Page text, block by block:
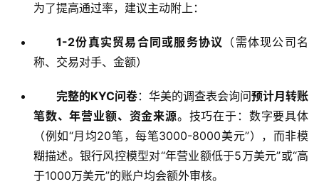
为了提高通过率，建议主动附上：
1-2份真实贸易合同或服务协议
（需体现公司名
称、交易对手、金额）
完整的KYC问卷：华美的调查表会询问预计月转账
笔数、年营业额、资金来源。技巧在于：数字要具体
（例如“月均20笔，每笔3000-8000美元”），而非模
糊描述。银行风控模型对“年营业额低于5万美元”或“高
于1000万美元”的账户均会额外审核。